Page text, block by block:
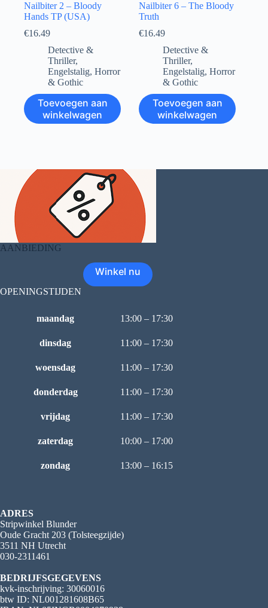
Nailbiter 2 – Bloody
Hands TP (USA)
€16.49
Detective &
Thriller,
Engelstalig, Horror
& Gothic
Toevoegen aan
winkelwagen
Nailbiter 6 – The Bloody
Truth
€16.49
Detective &
Thriller,
Engelstalig,Horror
& Gothic
Toevoegen aan
winkelwagen
AANBIEDING
Winkel nu
OPENINGSTIJDEN
maandag 13:00 – 17:30
dinsdag 11:00 – 17:30
woensdag 11:00 – 17:30
donderdag 11:00 – 17:30
vrijdag 11:00 – 17:30
zaterdag 10:00 – 17:00
zondag 13:00 – 16:15
ADRES
Stripwinkel Blunder
Oude Gracht 203 (Tolsteegzijde)
3511 NH Utrecht
030-2311461
BEDRIJFSGEGEVENS
kvk-inschrijving: 30060016
btw ID: NL001281608B65